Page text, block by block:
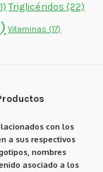
Triglicéridos (22)
Vitaminas (17)
con los
a sus respectivos
nombres
asociado a los